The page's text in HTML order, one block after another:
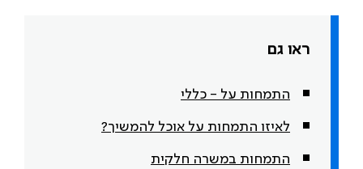
ראו גם
התמחות על - כללי
לאיזו התמחות על אוכל להמשיך?
התמחות במשרה חלקית